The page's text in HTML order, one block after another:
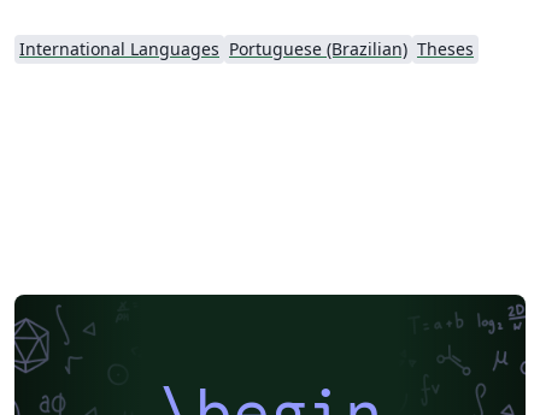
International Languages Portuguese (Brazilian) Theses